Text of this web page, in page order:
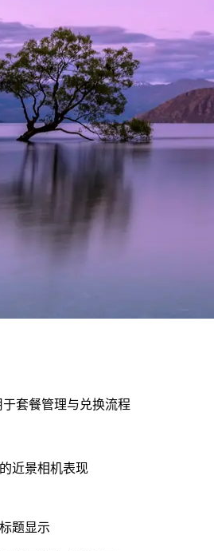
于套餐管理与兑换流程
近景相机表现
题显示